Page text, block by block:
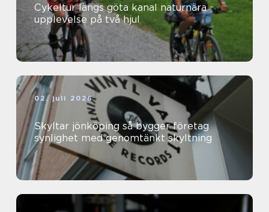
Cykeltur längs göta kanal naturnära
upplevelse på två hjul
02. juli 2026
Skyltar jönköping så bygger företag
synlighet med genomtänkt skyltning